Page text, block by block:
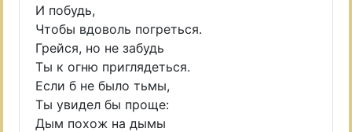
И побудь,
Чтобы вдоволь погреться.
Грейся, но не забудь
Ты к огню приглядеться.
Если б не было тьмы,
Ты увидел бы проще:
Дым похож на дымы